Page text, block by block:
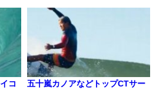
コ
五十嵐カノアなどトップCTサー